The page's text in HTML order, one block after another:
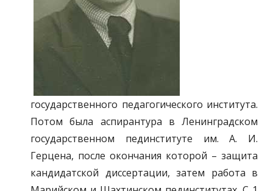
государственного педагогического института.
Потом была аспирантура в Ленинградском
государственном пединституте им. А. И.
Герцена, после окончания которой – защита
кандидатской диссертации, затем работа в